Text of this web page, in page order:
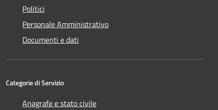
Politici
Personale Amministrativo
Documenti e dati
Categorie di Servizio
Anagrafe e stato civile